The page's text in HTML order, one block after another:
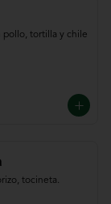
pollo, tortilla y chile
tocineta.